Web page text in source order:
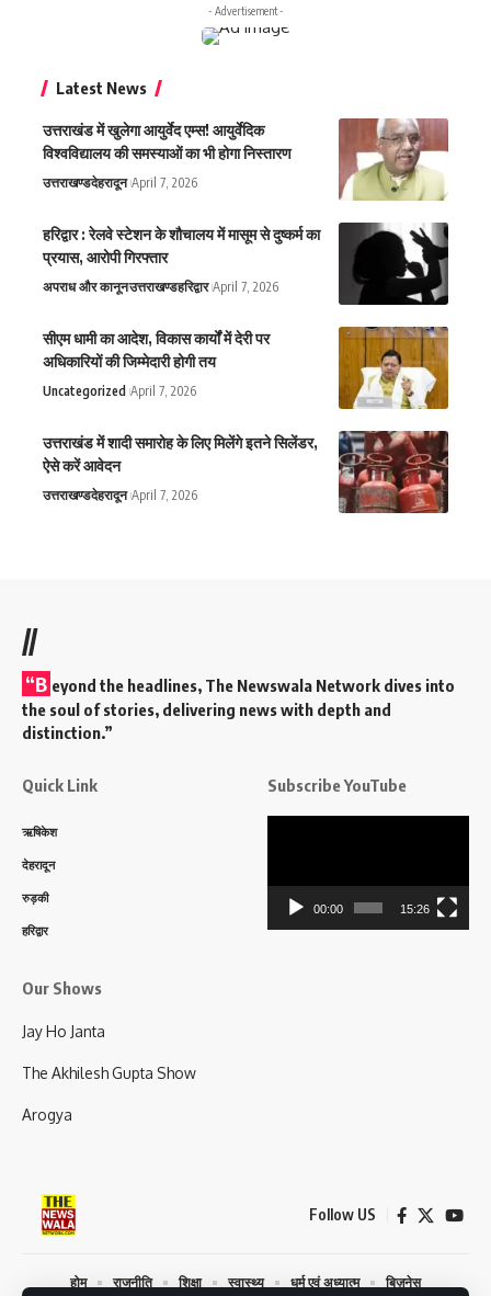
- Advertisement -
Latest News
उत्तराखंड में खुलेगा आयुर्वेद एम्स! आयुर्वेदिक
विश्वविद्यालय की समस्याओं का भी होगा निस्तारण
उत्तराखण्डदेहरादून April 7, 2026
हरिद्वार : रेलवे स्टेशन के शौचालय में मासूम से दुष्कर्म का
प्रयास, आरोपी गिरफ्तार
अपराध और कानूनउत्तराखण्डहरिद्वार April 7, 2026
सीएम धामी का आदेश, विकास कार्यों में देरी पर
अधिकारियों की जिम्मेदारी होगी तय
Uncategorized April 7, 2026
उत्तराखंड में शादी समारोह के लिए मिलेंगे इतने सिलेंडर,
ऐसे करें आवेदन
उत्तराखण्डदेहरादून April 7, 2026
//
“B eyond the headlines, The Newswala Network dives into
the soul of stories, delivering news with depth and
distinction.”
Quick Link
ऋषिकेश
देहरादून
रुड़की
हरिद्वार
Subscribe YouTube
00:00 15:26
Our Shows
Jay Ho Janta
The Akhilesh Gupta Show
Arogya
Follow US
होम राजनीति शिक्षा स्वास्थ्य धर्म एवं अध्यात्म बिज़नेस